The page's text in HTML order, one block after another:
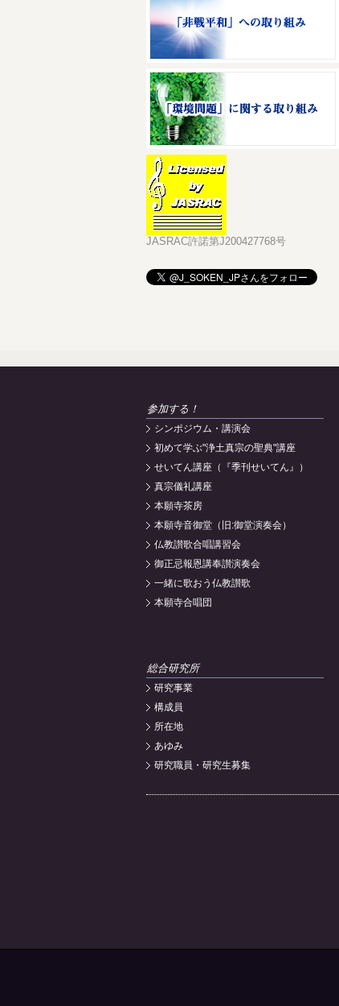
JASRAC許諾第J200427768号
参加する！
シンポジウム・講演会
初めて学ぶ"浄土真宗の聖典"講座
せいてん講座（『季刊せいてん』）
真宗儀礼講座
本願寺茶房
本願寺音御堂（旧:御堂演奏会）
仏教讃歌合唱講習会
御正忌報恩講奉讃演奏会
一緒に歌おう仏教讃歌
本願寺合唱団
総合研究所
研究事業
構成員
所在地
あゆみ
研究職員・研究生募集